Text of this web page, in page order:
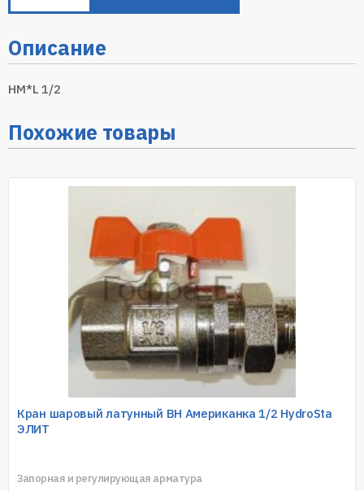
Описание
HM*L 1/2
Похожие товары
Кран шаровый латунный ВН Американка 1/2 HydroSta
ЭЛИТ
Запорная и регулирующая арматура